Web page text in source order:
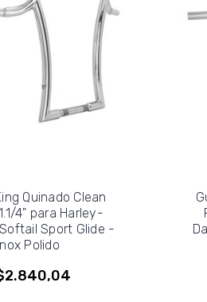
Quinado Clean
4" para Harley-
Sport Glide -
Polido